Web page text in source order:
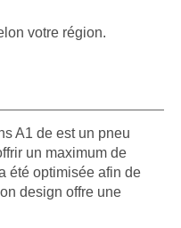
votre région.
A1 de est un pneu
un maximum de
été optimisée afin de
design offre une